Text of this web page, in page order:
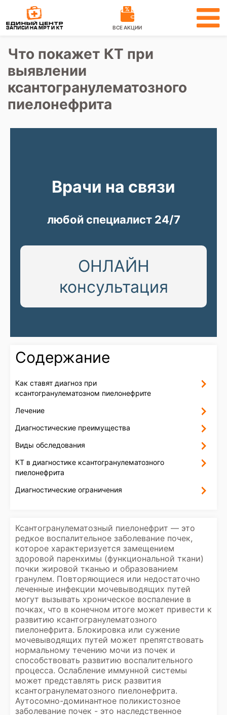
ВСЕ АКЦИИ
Что покажет КТ при
выявлении
ксантогранулематозного
пиелонефрита
ОНЛАЙН
консультация
любой специалист 24/7
Врачи на связи
Содержание
Как ставят диагноз при
ксантогранулематозном пиелонефрите
Лечение
Диагностические преимущества
Виды обследования
КТ в диагностике ксантогранулематозного
пиелонефрита
Диагностические ограничения
Ксантогранулематозный пиелонефрит — это
редкое воспалительное заболевание почек,
которое характеризуется замещением
здоровой паренхимы (функциональной ткани)
почки жировой тканью и образованием
гранулем. Повторяющиеся или недостаточно
леченные инфекции мочевыводящих путей
могут вызывать хроническое воспаление в
почках, что в конечном итоге может привести к
развитию ксантогранулематозного
пиелонефрита. Блокировка или сужение
мочевыводящих путей может препятствовать
нормальному течению мочи из почек и
способствовать развитию воспалительного
процесса. Ослабление иммунной системы
может представлять риск развития
ксантогранулематозного пиелонефрита.
Аутосомно-доминантное поликистозное
заболевание почек - это наследственное